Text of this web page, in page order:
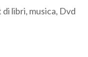
libri, musica, Dvd